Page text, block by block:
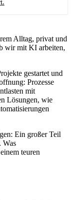
Alltag, privat und
wir mit KI arbeiten,
gestartet und
Prozesse
mit
Lösungen, wie
Ein großer Teil
Was
teuren